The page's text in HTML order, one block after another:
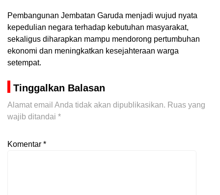
Pembangunan Jembatan Garuda menjadi wujud nyata
kepedulian negara terhadap kebutuhan masyarakat,
sekaligus diharapkan mampu mendorong pertumbuhan
ekonomi dan meningkatkan kesejahteraan warga
setempat.
Tinggalkan Balasan
Alamat email Anda tidak akan dipublikasikan. Ruas yang
wajib ditandai *
Komentar *